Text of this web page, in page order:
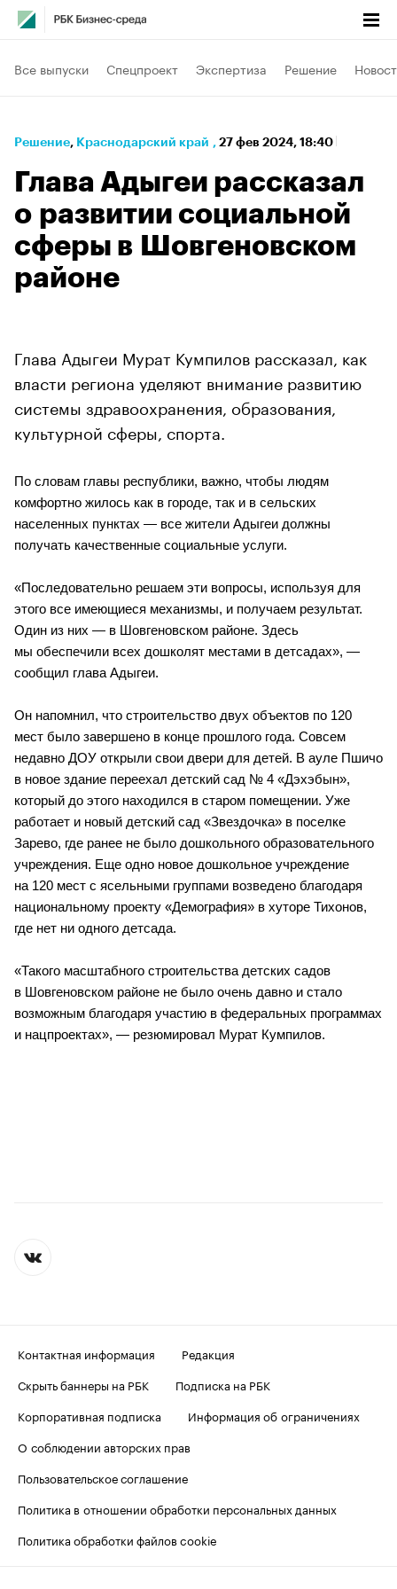
Все выпуски Спецпроект Экспертиза Решение
Решение⁠, Краснодарский край , 27 фев 2024, 18:40
Глава Адыгеи рассказал
о развитии социальной
сферы в Шовгеновском
районе
Глава Адыгеи Мурат Кумпилов рассказал, как
власти региона уделяют внимание развитию
системы здравоохранения, образования,
культурной сферы, спорта.
По словам главы республики, важно, чтобы людям
комфортно жилось как в городе, так и в сельских
населенных пунктах — все жители Адыгеи должны
получать качественные социальные услуги.
«Последовательно решаем эти вопросы, используя для
этого все имеющиеся механизмы, и получаем результат.
Один из них — в Шовгеновском районе. Здесь
мы обеспечили всех дошколят местами в детсадах», —
сообщил глава Адыгеи.
Он напомнил, что строительство двух объектов по 120
мест было завершено в конце прошлого года. Совсем
недавно ДОУ открыли свои двери для детей. В ауле Пшичо
в новое здание переехал детский сад № 4 «Дэхэбын»,
который до этого находился в старом помещении. Уже
работает и новый детский сад «Звездочка» в поселке
Зарево, где ранее не было дошкольного образовательного
учреждения. Еще одно новое дошкольное учреждение
на 120 мест с ясельными группами возведено благодаря
национальному проекту «Демография» в хуторе Тихонов,
где нет ни одного детсада.
«Такого масштабного строительства детских садов
в Шовгеновском районе не было очень давно и стало
возможным благодаря участию в федеральных программах
и нацпроектах», — резюмировал Мурат Кумпилов.
Контактная информация
Редакция
Скрыть баннеры на РБК
Подписка на РБК
Корпоративная подписка
Информация об ограничениях
О соблюдении авторских прав
Пользовательское соглашение
Политика в отношении обработки персональных данных
Политика обработки файлов cookie